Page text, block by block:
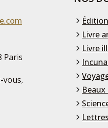
Paris
vous,
Livre
Livre